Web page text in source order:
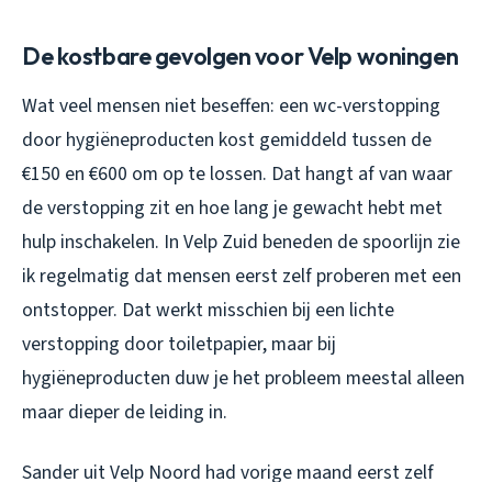
De kostbare gevolgen voor Velp woningen
Wat veel mensen niet beseffen: een wc-verstopping
door hygiëneproducten kost gemiddeld tussen de
€150 en €600 om op te lossen. Dat hangt af van waar
de verstopping zit en hoe lang je gewacht hebt met
hulp inschakelen. In Velp Zuid beneden de spoorlijn zie
ik regelmatig dat mensen eerst zelf proberen met een
ontstopper. Dat werkt misschien bij een lichte
verstopping door toiletpapier, maar bij
hygiëneproducten duw je het probleem meestal alleen
maar dieper de leiding in.
Sander uit Velp Noord had vorige maand eerst zelf